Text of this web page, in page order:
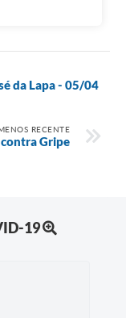
da Lapa - 05/04
RECENTE
Gripe
19